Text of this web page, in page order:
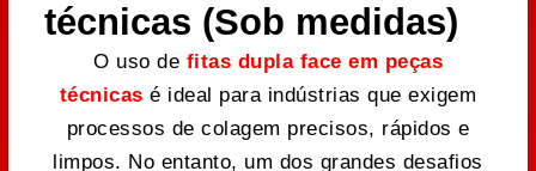
técnicas (Sob medidas)
O uso de fitas dupla face em peças
técnicas é ideal para indústrias que exigem
processos de colagem precisos, rápidos e
limpos. No entanto, um dos grandes desafios